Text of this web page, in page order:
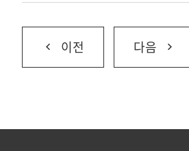
이전 다음